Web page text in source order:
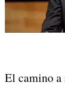
El camino a